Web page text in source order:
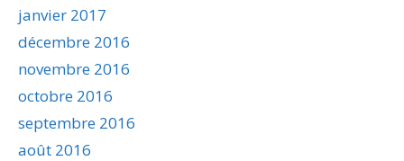
janvier 2017
décembre 2016
novembre 2016
octobre 2016
septembre 2016
août 2016